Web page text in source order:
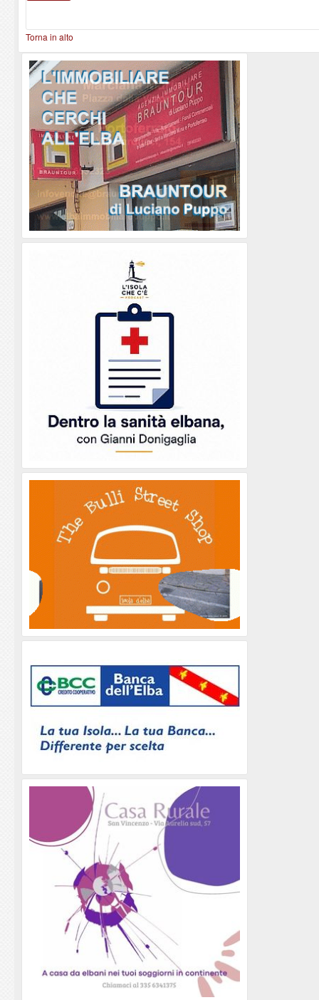
Torna in alto